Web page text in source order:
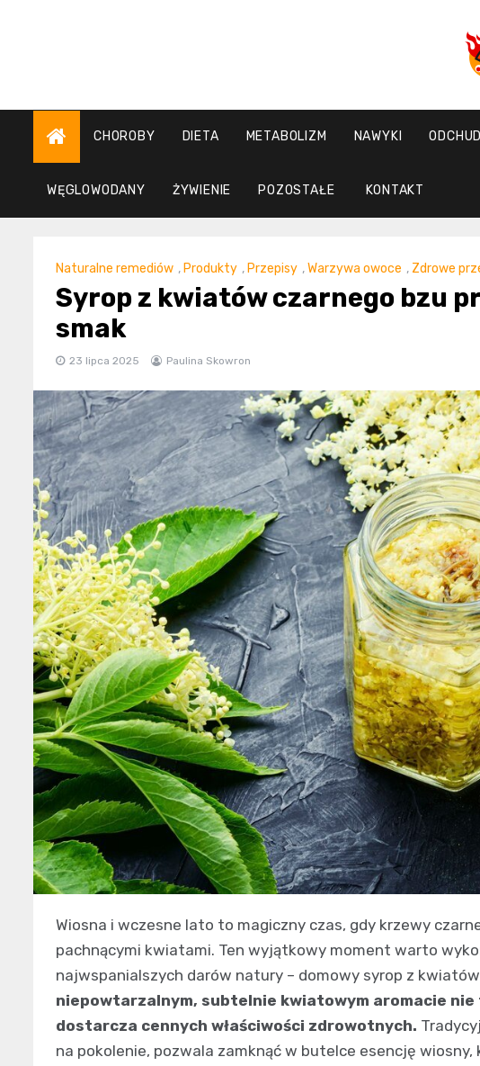
CHOROBY DIETA METABOLIZM NAWYKI
WĘGLOWODANY ŻYWIENIE POZOSTAŁE KONTAKT
Naturalne remediów ,Produkty ,Przepisy ,Warzywa owoce , Zdrowe
Syrop z kwiatów czarnego bzu
smak
23 lipca 2025 Paulina Skowron
Wiosna i wczesne lato to magiczny czas, gdy krzewy
pachnącymi kwiatami. Ten wyjątkowy moment warto
najwspanialszych darów natury – domowy syrop z
niepowtarzalnym, subtelnie kwiatowym aromacie
dostarcza cennych właściwości zdrowotnych.
na pokolenie, pozwala zamknąć w butelce esencję